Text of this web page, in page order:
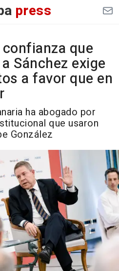
press
que
Sánchez exige
a favor que en
ha abogado por
que usaron
González